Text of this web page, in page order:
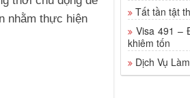
nhằm thực hiện
Tất tần tật
Visa 491 –
khiêm tốn
Dịch Vụ